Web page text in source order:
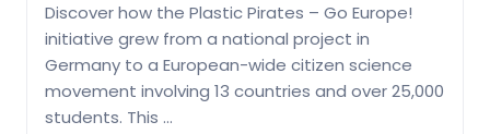
Discover how the Plastic Pirates – Go Europe!
initiative grew from a national project in
Germany to a European-wide citizen science
movement involving 13 countries and over 25,000
students. This …